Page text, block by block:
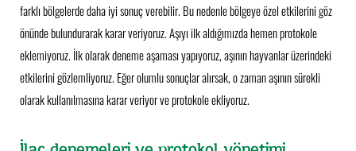
farklı bölgelerde daha iyi sonuç verebilir. Bu nedenle bölgeye özel etkilerini göz
önünde bulundurarak karar veriyoruz. Aşıyı ilk aldığımızda hemen protokole
eklemiyoruz. İlk olarak deneme aşaması yapıyoruz, aşının hayvanlar üzerindeki
etkilerini gözlemliyoruz. Eğer olumlu sonuçlar alırsak, o zaman aşının sürekli
olarak kullanılmasına karar veriyor ve protokole ekliyoruz.